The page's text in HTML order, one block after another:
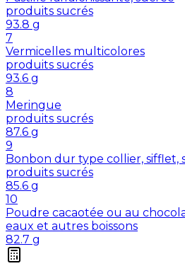
produits sucrés
93.8 g
7
Vermicelles multicolores
produits sucrés
93.6 g
8
Meringue
produits sucrés
87.6 g
9
Bonbon dur type collier, sifflet,
produits sucrés
85.6 g
10
Poudre cacaotée ou au
eaux et autres boissons
82.7 g